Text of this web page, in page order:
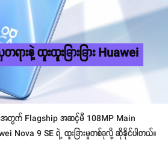
းနဲ့ ထူးထူးခြားခြား Huawei
အတွက် Flagship အဆင့်မီ 108MP Main
Nova 9 SE ရဲ့ ထူးခြားမှုတစ်ခုလို့ ဆိုနိုင်ပါတယ်။